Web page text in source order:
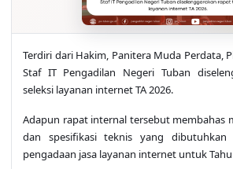
Terdiri dari Hakim, Panitera Muda Perdata,
Staf IT Pengadilan Negeri Tuban
seleksi layanan internet TA 2026.
Adapun rapat internal tersebut membahas
dan spesifikasi teknis yang dibutuhkan
pengadaan jasa layanan internet untuk